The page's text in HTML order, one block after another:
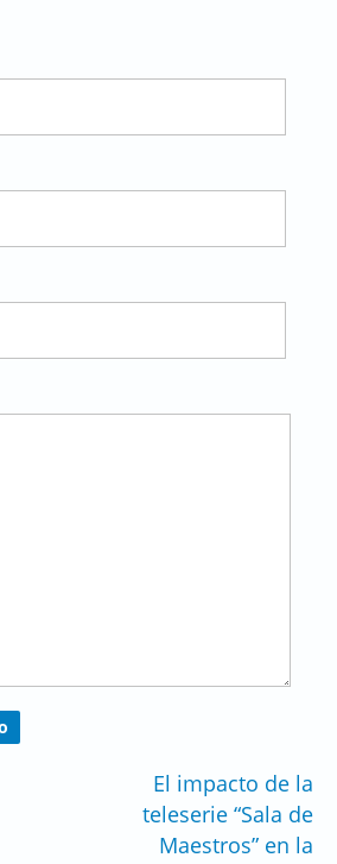
El impacto de la
teleserie “Sala de
Maestros” en la